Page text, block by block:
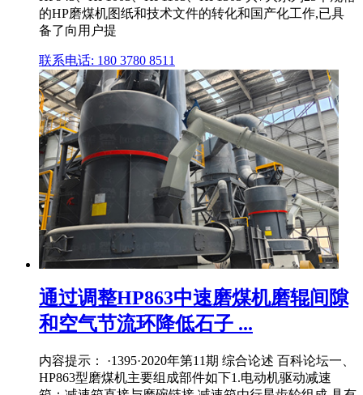
的HP磨煤机图纸和技术文件的转化和国产化工作,已具
备了向用户提
联系电话: 180 3780 8511
通过调整HP863中速磨煤机磨辊间隙
和空气节流环降低石子 ...
内容提示： ·1395·2020年第11期 综合论述 百科论坛一、
HP863型磨煤机主要组成部件如下1.电动机驱动减速